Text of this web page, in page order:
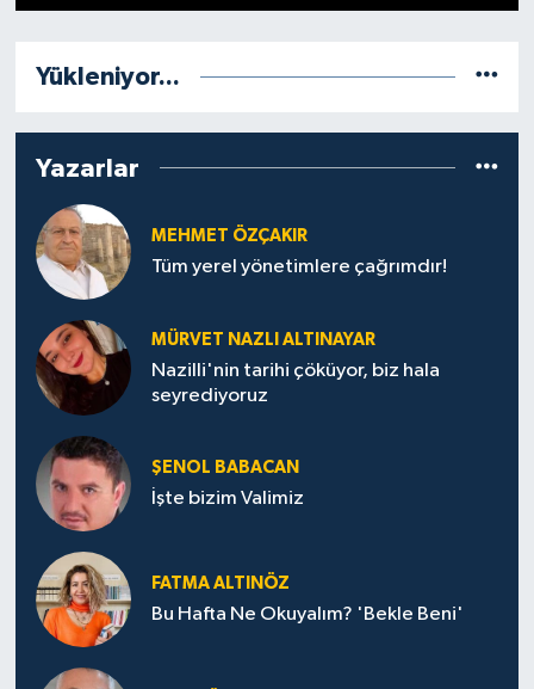
Yükleniyor...
Yazarlar
MEHMET ÖZÇAKIR
Tüm yerel yönetimlere çağrımdır!
MÜRVET NAZLI ALTINAYAR
Nazilli'nin tarihi çöküyor, biz hala
seyrediyoruz
ŞENOL BABACAN
İşte bizim Valimiz
FATMA ALTINÖZ
Bu Hafta Ne Okuyalım? 'Bekle Beni'